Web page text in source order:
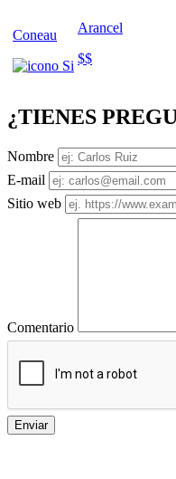
Coneau
Arancel
$$
¿TIENES
Nombre
E-mail
Sitio web
Comentario
Enviar